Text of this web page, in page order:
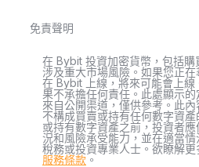
免責聲明
在 Bybit 投資加密貨幣，包括
涉及重大市場風險。如果您正
在 Bybit 上線，將來可能會上
果不承擔任何責任。此處顯示
來自公開渠道，僅供參考。此
不構成買賣或持有任何數字資
或持有數字資產之前，投資者
況和風險承受能力，並在適當情
稅務或投資專業人士。欲瞭解
服務條款 。